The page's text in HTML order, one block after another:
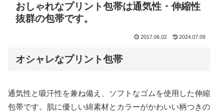
おしゃれなプリント包帯は通気性・伸縮性
抜群の包帯です。
2017.06.02 2024.07.09
オシャレなプリント包帯
通気性と吸汗性を兼ね備え、ソフトなゴムを使用した伸縮
包帯です。肌に優しい綿素材とカラーがかわいい柄つきの